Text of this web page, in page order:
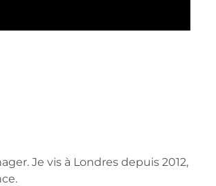
Je vis à Londres depuis 2012,